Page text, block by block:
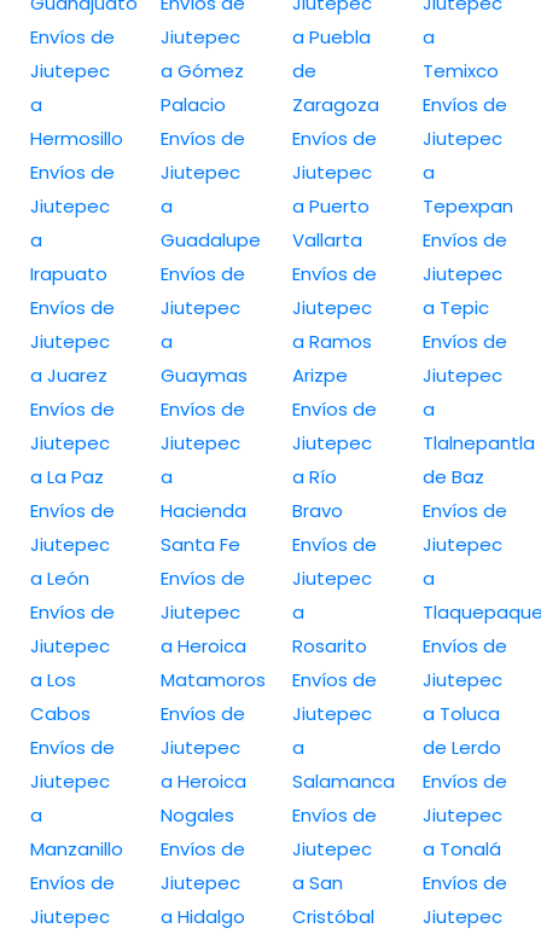
Envíos de
Jiutepec
a
Hermosillo
Envíos de
Jiutepec
a
Irapuato
Envíos de
Jiutepec
a Juarez
Envíos de
Jiutepec
a La Paz
Envíos de
Jiutepec
a León
Envíos de
Jiutepec
a Los
Cabos
Envíos de
Jiutepec
a
Manzanillo
Envíos de
Jiutepec
Jiutepec
a Gómez
Palacio
Envíos de
Jiutepec
a
Guadalupe
Envíos de
Jiutepec
a
Guaymas
Envíos de
Jiutepec
a
Hacienda
Santa Fe
Envíos de
Jiutepec
a Heroica
Matamoros
Envíos de
Jiutepec
a Heroica
Nogales
Envíos de
Jiutepec
a Hidalgo
a Puebla
de
Zaragoza
Envíos de
Jiutepec
a Puerto
Vallarta
Envíos de
Jiutepec
a Ramos
Arizpe
Envíos de
Jiutepec
a Río
Bravo
Envíos de
Jiutepec
a
Rosarito
Envíos de
Jiutepec
a
Salamanca
Envíos de
Jiutepec
a San
Cristóbal
a
Temixco
Envíos de
Jiutepec
a
Tepexpan
Envíos de
Jiutepec
a Tepic
Envíos de
Jiutepec
a
Tlalnepantla
de Baz
Envíos de
Jiutepec
a
Envíos de
Jiutepec
a Toluca
de Lerdo
Envíos de
Jiutepec
a Tonalá
Envíos de
Jiutepec